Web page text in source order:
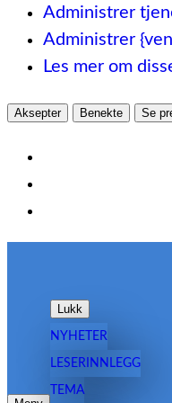
Administrer
Administrer
Les mer om
Aksepter Benekte Se
innholdLukk
NYHETER
LESERINNLEGG
TEMA